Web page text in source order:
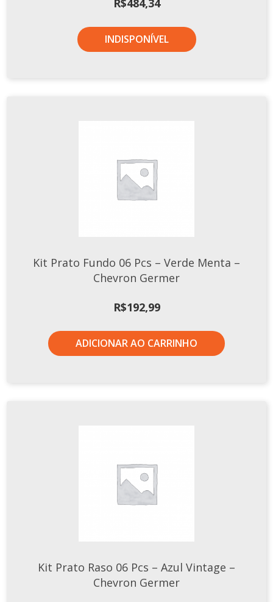
INDISPONÍVEL
Kit Prato Fundo 06 Pcs – Verde Menta –
Chevron Germer
R$192,99
ADICIONAR AO CARRINHO
Kit Prato Raso 06 Pcs – Azul Vintage –
Chevron Germer